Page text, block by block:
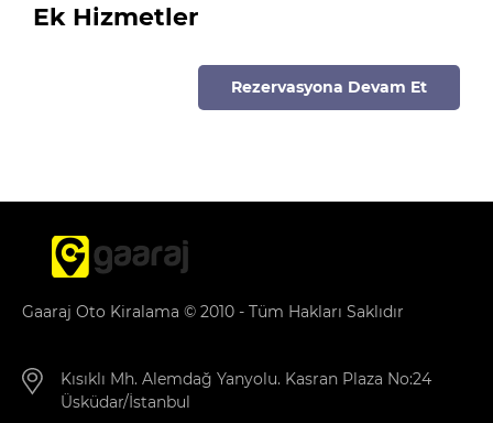
Ek Hizmetler
Rezervasyona Devam Et
Gaaraj Oto Kiralama © 2010 - Tüm Hakları Saklıdır
Kısıklı Mh. Alemdağ Yanyolu. Kasran Plaza No:24
Üsküdar/İstanbul